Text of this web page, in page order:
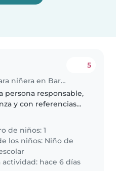
Trabajo para niñera en Bariloche
5
persona responsable,
y con referencias
del hogar.
necesitaría que
hijo de 5 años del
de niños: 1
los niños: Niño de
actividad: hace 6 días